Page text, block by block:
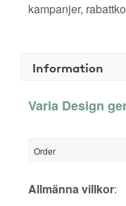
kampanjer,
Information
Varia Design
Order
Allmänna villkor: